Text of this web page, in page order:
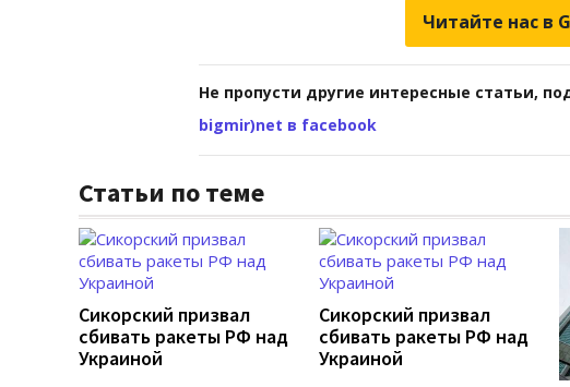
Читайте нас в
Не пропусти другие интересные статьи,
bigmir)net в facebook
Статьи по теме
Сикорский призвал
сбивать ракеты РФ над
Украиной
Сикорский призвал
сбивать ракеты РФ над
Украиной